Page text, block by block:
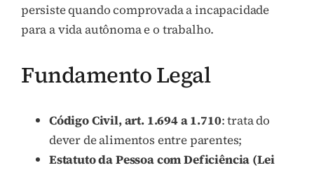
persiste quando comprovada a incapacidade
para a vida autônoma e o trabalho.
Fundamento Legal
Código Civil, art. 1.694 a 1.710: trata do
dever de alimentos entre parentes;
Estatuto da Pessoa com Deficiência (Lei